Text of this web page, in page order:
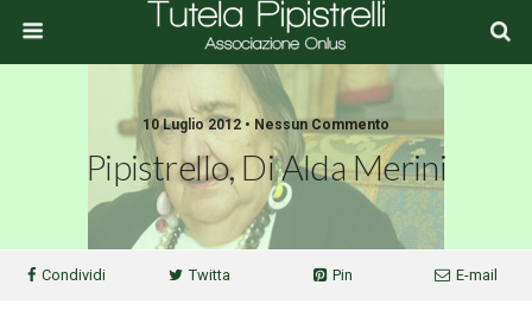
10 Luglio 2012 • Nessun Commento
Pipistrello, Di Alda Merini
Condividi Twitta Pin E-mail